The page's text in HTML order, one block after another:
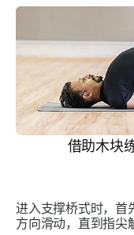
借助木块
进入支撑桥式时，首
方向滑动，直到指尖